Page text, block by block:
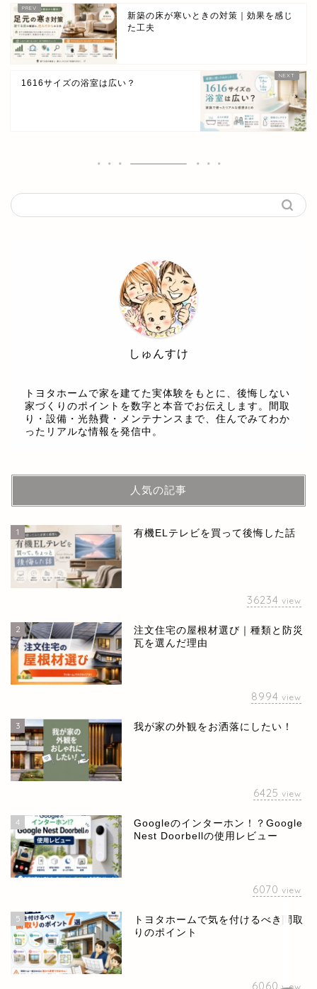
新築の床が寒いときの対策｜効果を感じ
た工夫
1616サイズの浴室は広い？
しゅんすけ
トヨタホームで家を建てた実体験をもとに、後悔しない
家づくりのポイントを数字と本音でお伝えします。間取
り・設備・光熱費・メンテナンスまで、住んでみてわか
ったリアルな情報を発信中。
人気の記事
1 有機ELテレビを買って後悔した話
36234 view
2
注文住宅の屋根材選び｜種類と防災
瓦を選んだ理由
8994 view
3 我が家の外観をお洒落にしたい！
6425 view
4
Googleのインターホン！？Google
Nest Doorbellの使用レビュー
6070 view
5
トヨタホームで気を付けるべき間取
りのポイント
6060 view
ホーム
お問い合せ
プライバシーポリシー